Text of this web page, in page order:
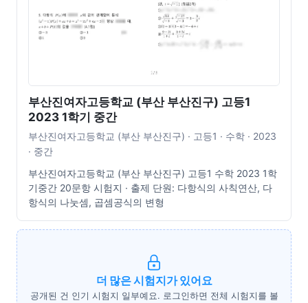
부산진여자고등학교 (부산 부산진구) 고등1
2023 1학기 중간
부산진여자고등학교 (부산 부산진구) · 고등1 · 수학 · 2023
· 중간
부산진여자고등학교 (부산 부산진구) 고등1 수학 2023 1학
기중간 20문항 시험지 · 출제 단원: 다항식의 사칙연산, 다
항식의 나눗셈, 곱셈공식의 변형
더 많은 시험지가 있어요
공개된 건 인기 시험지 일부예요. 로그인하면 전체 시험지를 볼